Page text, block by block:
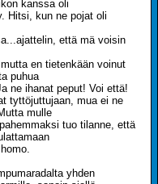
kanssa oli
Hitsi, kun ne pojat oli
että mä voisin
en tietenkään voinut
puhua
ne ihanat peput! Voi että!
tyttöjuttujaan, mua ei ne
mulle
tuo tilanne, että
yhden